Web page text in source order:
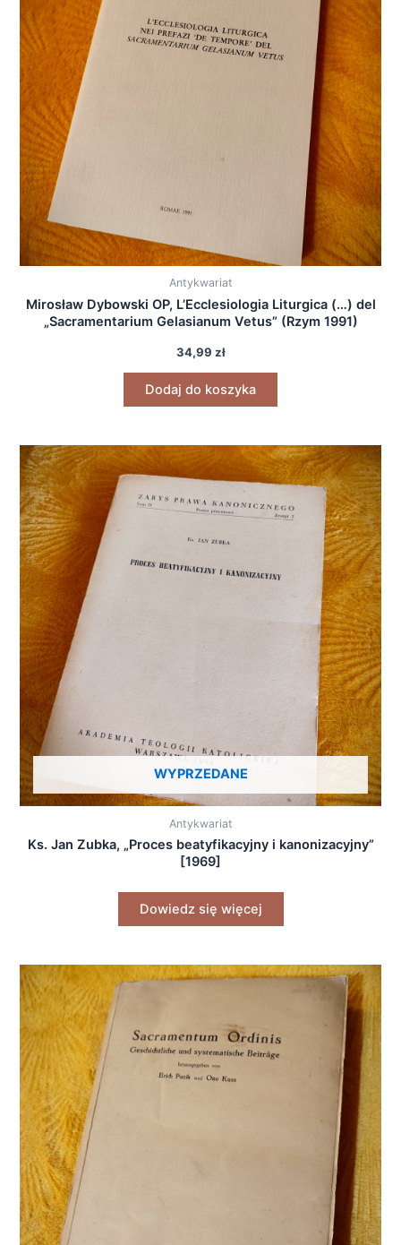
Antykwariat
Mirosław Dybowski OP, L’Ecclesiologia Liturgica (…) del
„Sacramentarium Gelasianum Vetus” (Rzym 1991)
34,99 zł
Dodaj do koszyka
WYPRZEDANE
Antykwariat
Ks. Jan Zubka, „Proces beatyfikacyjny i kanonizacyjny”
[1969]
Dowiedz się więcej